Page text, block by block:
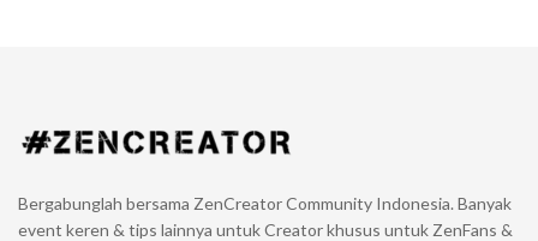
Bergabunglah bersama ZenCreator Community Indonesia. Banyak
event keren & tips lainnya untuk Creator khusus untuk ZenFans &